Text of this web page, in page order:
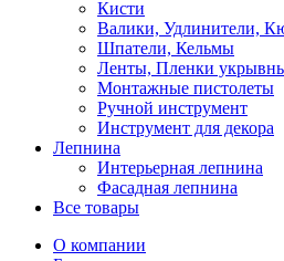
Кисти
Валики, Удлинители,
Шпатели, Кельмы
Ленты, Пленки
Монтажные пистолеты
Ручной инструмент
Инструмент для декора
Лепнина
Интерьерная лепнина
Фасадная лепнина
Все товары
О компании